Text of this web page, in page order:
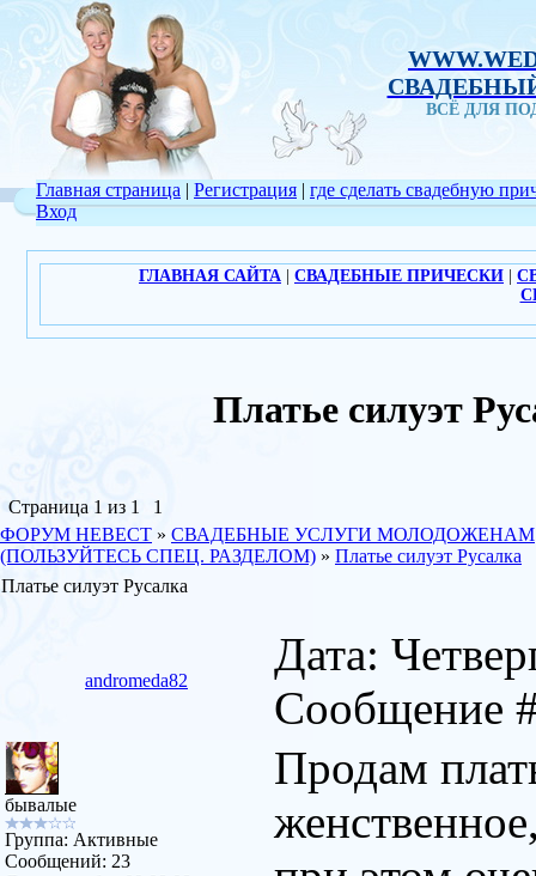
ВСЁ ДЛЯ
Главная страница | Регистрация |
Вход
где сделать свадебную
ГЛАВНАЯ САЙТА СВАДЕБНЫЕ ПРИЧЕСКИ
Платье силуэт
Страница 1 из 1
1
ФОРУМ НЕВЕСТ » СВАДЕБНЫЕ УСЛУГИ МОЛОДОЖЕНАМ
(ПОЛЬЗУЙТЕСЬ СПЕЦ. РАЗДЕЛОМ) » Платье силуэт Русалка
Платье силуэт Русалка
andromeda82
Дата:
Сообщение
бывалые
Группа: Активные
Сообщений: 23
Продам